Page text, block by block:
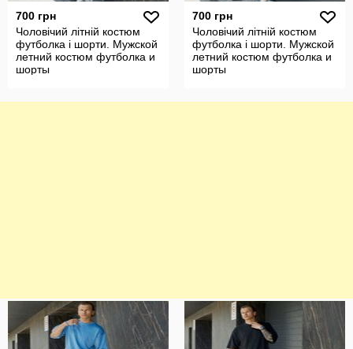
700 грн
Чоловічий літній костюм
футболка і шорти. Мужской
летний костюм футболка и
шорты
700 грн
Чоловічий літній костюм
футболка і шорти. Мужской
летний костюм футболка и
шорты